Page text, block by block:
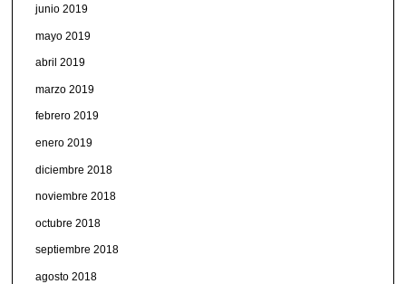
junio 2019
mayo 2019
abril 2019
marzo 2019
febrero 2019
enero 2019
diciembre 2018
noviembre 2018
octubre 2018
septiembre 2018
agosto 2018